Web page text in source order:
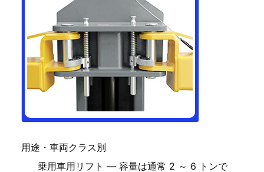
用途・車両クラス別
乗用車用リフト — 容量は通常 2 ～ 6 トンで